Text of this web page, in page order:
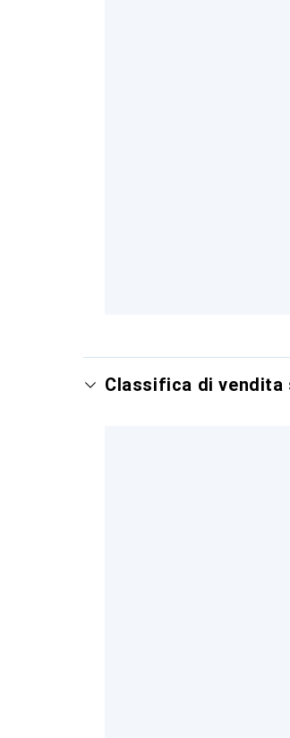
Classifica di vendita